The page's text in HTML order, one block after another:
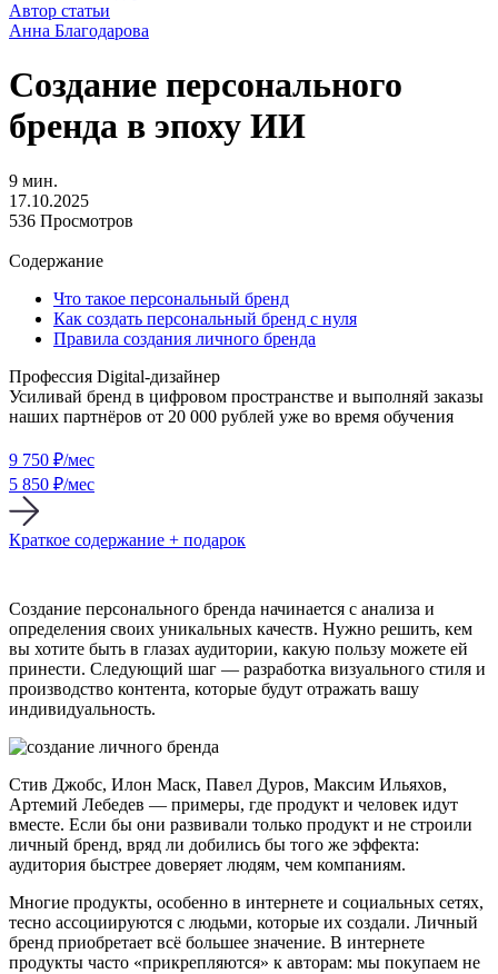
Автор статьи
Анна Благодарова
Создание персонального
бренда в эпоху ИИ
9 мин.
17.10.2025
536 Просмотров
Содержание
Что такое персональный бренд
Как создать персональный бренд с нуля
Правила создания личного бренда
Профессия Digital-дизайнер
Усиливай бренд в цифровом пространстве и выполняй заказы
наших партнёров от 20 000 рублей уже во время обучения
9 750 ₽/мес
5 850 ₽/мес
Краткое содержание + подарок
Создание персонального бренда начинается с анализа и
определения своих уникальных качеств. Нужно решить, кем
вы хотите быть в глазах аудитории, какую пользу можете ей
принести. Следующий шаг — разработка визуального стиля и
производство контента, которые будут отражать вашу
индивидуальность.
Стив Джобс, Илон Маск, Павел Дуров, Максим Ильяхов,
Артемий Лебедев — примеры, где продукт и человек идут
вместе. Если бы они развивали только продукт и не строили
личный бренд, вряд ли добились бы того же эффекта:
аудитория быстрее доверяет людям, чем компаниям.
Многие продукты, особенно в интернете и социальных сетях,
тесно ассоциируются с людьми, которые их создали. Личный
бренд приобретает всё большее значение. В интернете
продукты часто «прикрепляются» к авторам: мы покупаем не